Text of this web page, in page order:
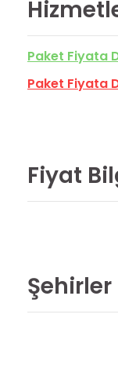
Paket Fiyata
Paket Fiyata
Fiyat
Şehirler